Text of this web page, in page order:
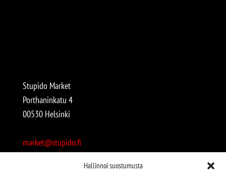
Hallinnoi suostumusta
Stupido Market
Porthaninkatu 4
00530 Helsinki
market@stupido.fi